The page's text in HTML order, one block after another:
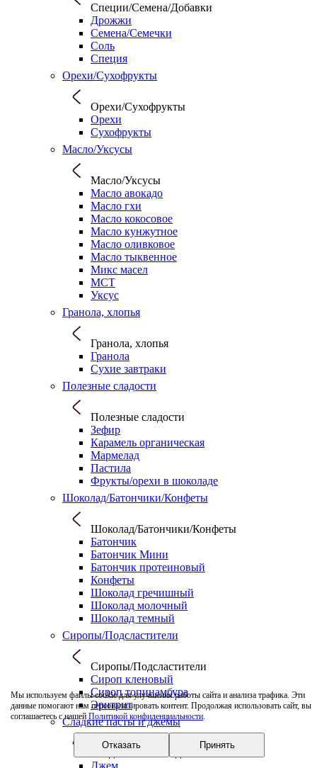
Мы используем файлы cookie для улучшения работы сайта и анализа трафика. Эти
данные помогают нам персонализировать контент. Продолжая использовать сайт, вы
соглашаетесь с нашей Политикой конфиденциальности.
Отказать Принять
Специи/Семена/Добавки
Дрожжи
Семена/Семечки
Соль
Специя
Орехи/Сухофрукты
Орехи/Сухофрукты
Орехи
Сухофрукты
Масло/Уксусы
Масло/Уксусы
Масло авокадо
Масло гхи
Масло кокосовое
Масло кунжутное
Масло оливковое
Масло тыквенное
Микс масел
МСТ
Уксус
Гранола, хлопья
Гранола, хлопья
Гранола
Сухие завтраки
Полезные сладости
Полезные сладости
Зефир
Карамель органическая
Мармелад
Пастила
Фрукты/орехи в шоколаде
Шоколад/Батончики/Конфеты
Шоколад/Батончики/Конфеты
Батончик
Батончик Мини
Батончик протеиновый
Конфеты
Шоколад гречишный
Шоколад молочный
Шоколад темный
Сиропы/Подсластители
Сиропы/Подсластители
Сироп кленовый
Сироп топинамбура
Эритрит
Сладкие пасты и джемы
Сладкие пасты и джемы
Джем